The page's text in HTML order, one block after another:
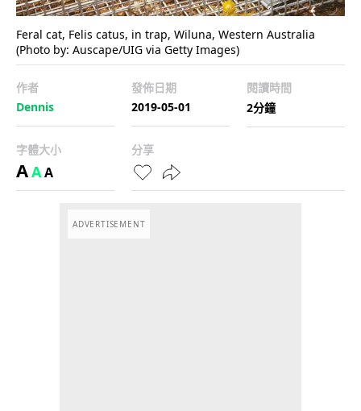
Feral cat, Felis catus, in trap, Wiluna, Western Australia
(Photo by: Auscape/UIG via Getty Images)
作者
Dennis
發佈日期
2019-05-01
閱讀時間
2分鐘
字體大小
AAA
分享
ADVERTISEMENT